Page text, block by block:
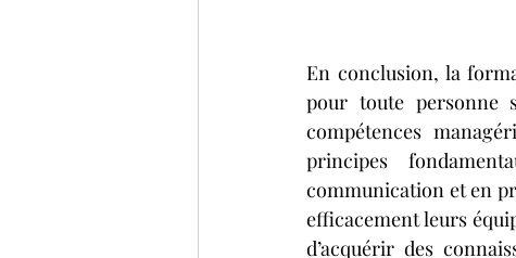
En conclusion, la
pour toute personne
compétences
principes
communication et en
efficacement leurs
d’acquérir des